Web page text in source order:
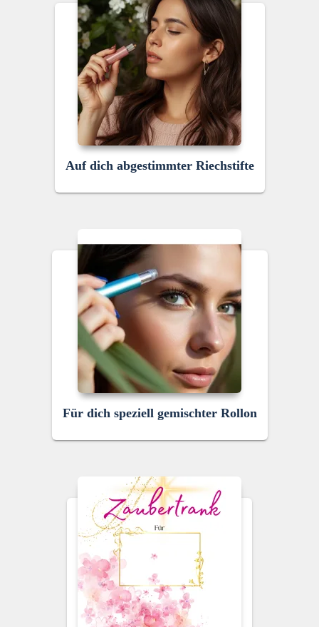
Auf dich abgestimmter Riechstifte
Für dich speziell gemischter Rollon